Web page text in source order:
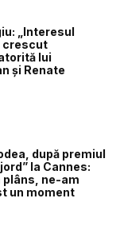
„Interesul
crescut
lui
și Renate
după premiul
la Cannes:
plâns, ne-am
un moment